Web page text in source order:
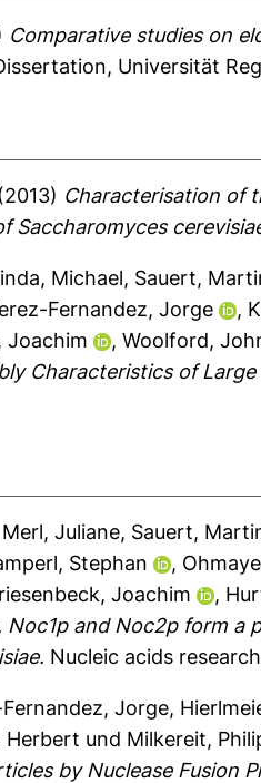
Comparative studies on
Universität
(2013) Characterisation of
Saccharomyces
Michael, Sauert,
Fernandez, Jorge ,
Joachim , Woolford,
Characteristics of
Merl, Juliane, Sauert,
Stephan ,
Joachim ,
Noc1p and Noc2p form a
Nucleic acids
Jorge,
Herbert und Milkereit,
by Nuclease Fusion